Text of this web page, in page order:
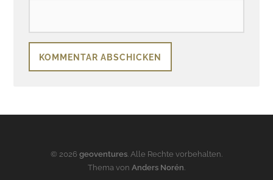
© 2026 geoventures. Alle Rechte vorbehalten.
Thema von Anders Norén.